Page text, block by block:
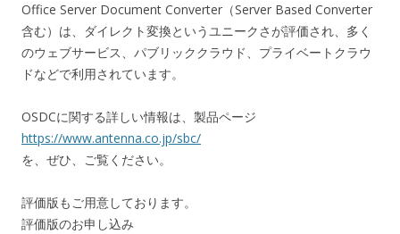
Office Server Document Converter（Server Based Converter
含む）は、ダイレクト変換というユニークさが評価され、多く
のウェブサービス、パブリッククラウド、プライベートクラウ
ドなどで利用されています。
OSDCに関する詳しい情報は、製品ページ
https://www.antenna.co.jp/sbc/
を、ぜひ、ご覧ください。
評価版もご用意しております。
評価版のお申し込み